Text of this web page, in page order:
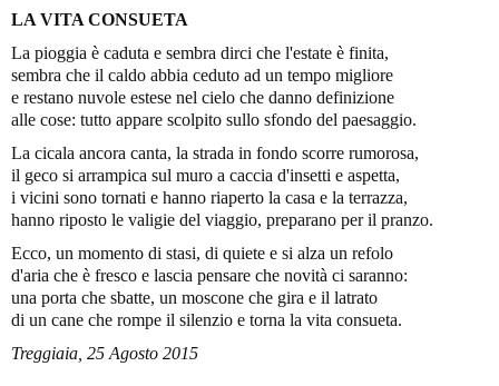
LA VITA CONSUETA
La pioggia è caduta e sembra dirci che l'estate è finita,
sembra che il caldo abbia ceduto ad un tempo migliore
e restano nuvole estese nel cielo che danno definizione
alle cose: tutto appare scolpito sullo sfondo del paesaggio.
La cicala ancora canta, la strada in fondo scorre rumorosa,
il geco si arrampica sul muro a caccia d'insetti e aspetta,
i vicini sono tornati e hanno riaperto la casa e la terrazza,
hanno riposto le valigie del viaggio, preparano per il pranzo.
Ecco, un momento di stasi, di quiete e si alza un refolo
d'aria che è fresco e lascia pensare che novità ci saranno:
una porta che sbatte, un moscone che gira e il latrato
di un cane che rompe il silenzio e torna la vita consueta.
Treggiaia, 25 Agosto 2015